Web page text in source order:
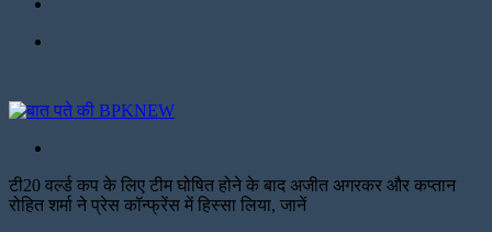
टी20 वर्ल्ड कप के लिए टीम घोषित होने के बाद अजीत अगरकर और कप्तान
रोहित शर्मा ने प्रेस कॉन्फ्रेंस में हिस्सा लिया, जानें